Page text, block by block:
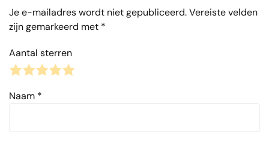
Je e-mailadres wordt niet gepubliceerd.Vereiste velden
zijn gemarkeerd met *
Aantal sterren
4
3
2
1
Naam *